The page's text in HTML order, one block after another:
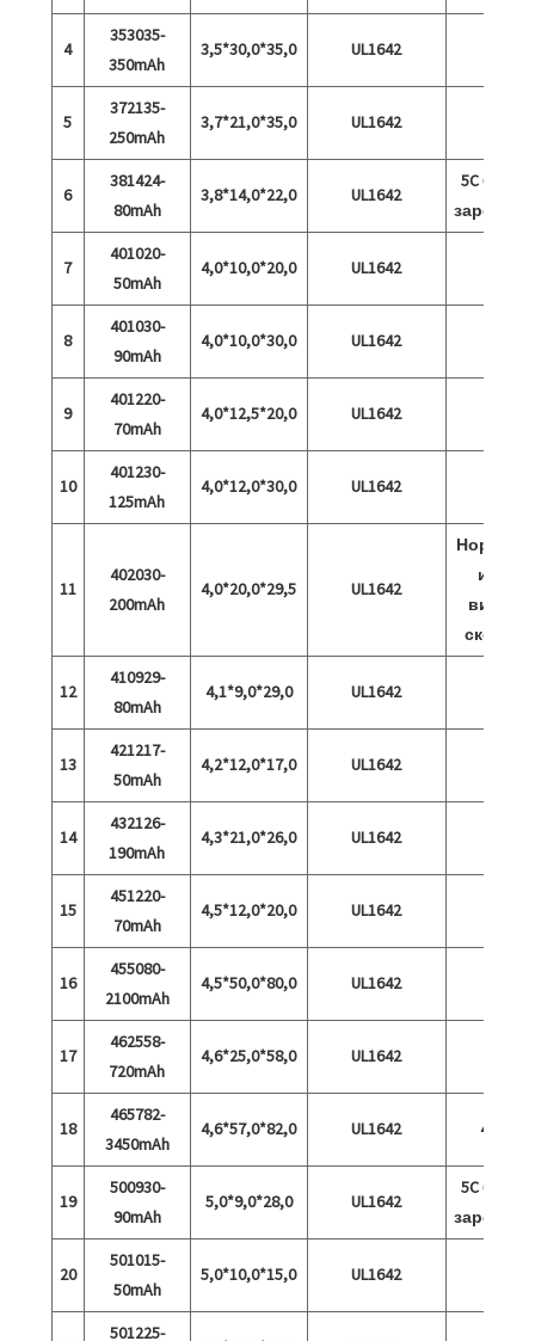
4
353035-
350mAh
3,5*30,0*35,0 UL1642
5
372135-
250mAh
3,7*21,0*35,0 UL1642
6
381424-
80mAh
3,8*14,0*22,0 UL1642
5C бързо
7
401020-
50mAh
4,0*10,0*20,0 UL1642
8
401030-
90mAh
4,0*10,0*30,0 UL1642
9
401220-
70mAh
4,0*12,5*20,0 UL1642
10
401230-
125mAh
4,0*12,0*30,0 UL1642
11
402030-
200mAh
4,0*20,0*29,5 UL1642
и 15C
висока
скорост
12
410929-
80mAh
4,1*9,0*29,0 UL1642
13
421217-
50mAh
4,2*12,0*17,0 UL1642
14
432126-
190mAh
4,3*21,0*26,0 UL1642
15
451220-
70mAh
4,5*12,0*20,0 UL1642
16
455080-
2100mAh
4,5*50,0*80,0 UL1642
17
462558-
720mAh
4,6*25,0*58,0 UL1642
18
465782-
3450mAh
4,6*57,0*82,0 UL1642 4.35V
19
500930-
90mAh
5,0*9,0*28,0 UL1642
5C бързо
20
501015-
50mAh
5,0*10,0*15,0 UL1642
501225-